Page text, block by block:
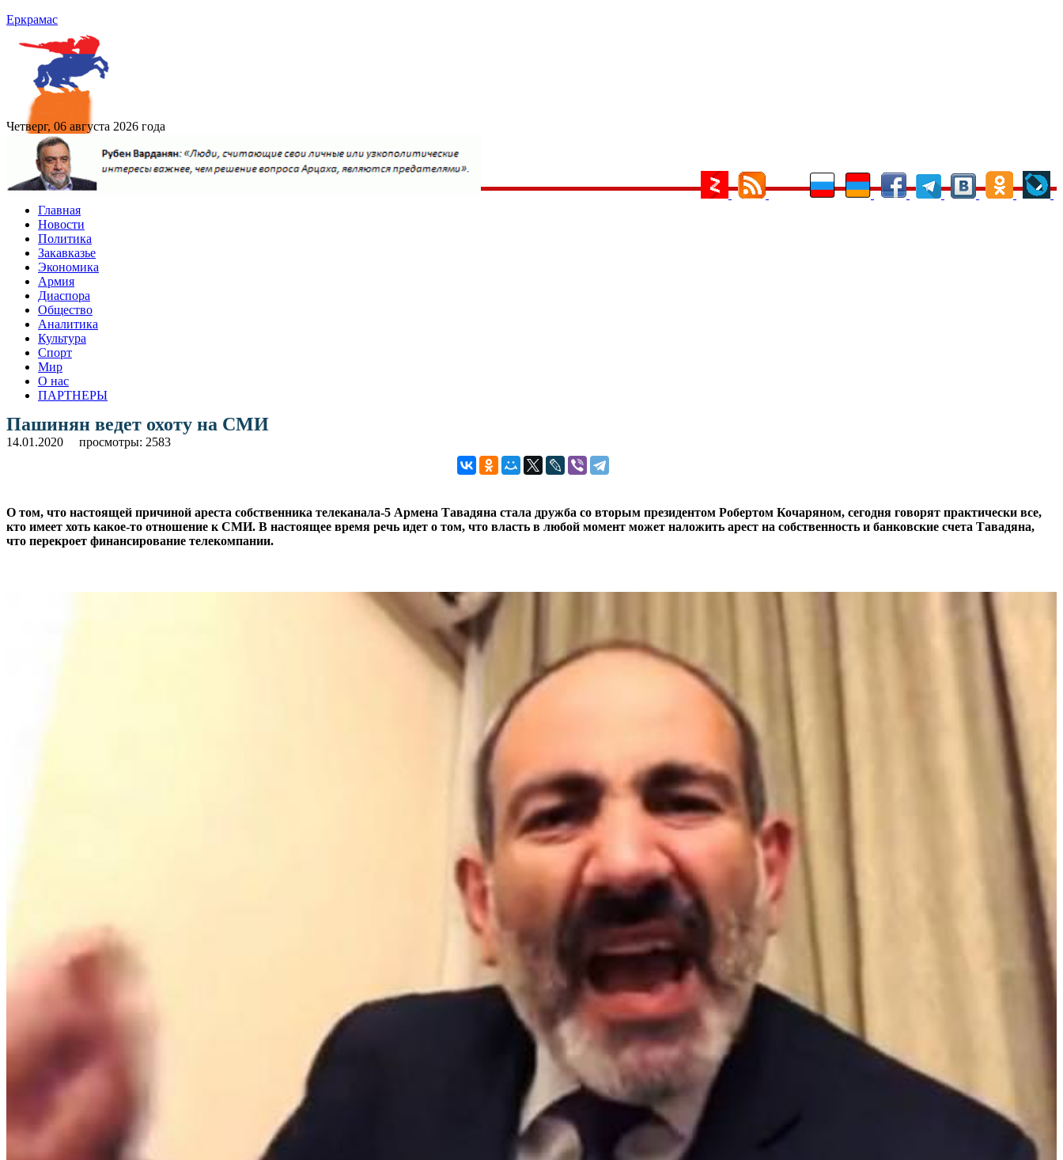
Еркрамас
Четверг, 06 августа 2026 года
Главная
Новости
Политика
Закавказье
Экономика
Армия
Диаспора
Общество
Аналитика
Культура
Спорт
Мир
О нас
ПАРТНЕРЫ
Пашинян ведет охоту на СМИ
14.01.2020 просмотры: 2583
О том, что настоящей причиной ареста собственника телеканала-5 Армена Тавадяна стала дружба со вторым президентом Робертом Кочаряном, сегодня говорят практически все,
кто имеет хоть какое-то отношение к СМИ. В настоящее время речь идет о том, что власть в любой момент может наложить арест на собственность и банковские счета Тавадяна,
что перекроет финансирование телекомпании.